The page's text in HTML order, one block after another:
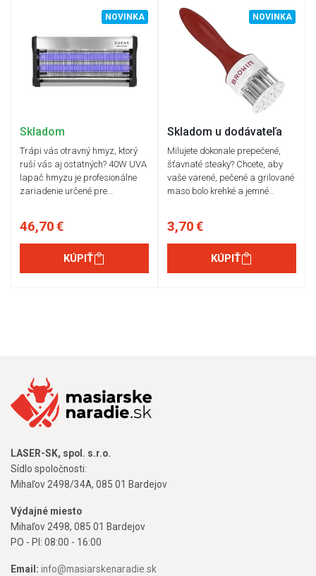
NOVINKA
Skladom
Trápi vás otravný hmyz, ktorý
ruší vás aj ostatných? 40W UVA
lapač hmyzu je profesionálne
zariadenie určené pre…
46,70 €
KÚPIŤ
NOVINKA
Skladom u dodávateľa
Milujete dokonale prepečené,
šťavnaté steaky? Chcete, aby
vaše varené, pečené a grilované
mäso bolo krehké a jemné…
3,70 €
KÚPIŤ
LASER-SK, spol. s.r.o.
Sídlo spoločnosti:
Mihaľov 2498/34A, 085 01 Bardejov
Výdajné miesto
Mihaľov 2498, 085 01 Bardejov
PO - PI: 08:00 - 16:00
Email: info@masiarskenaradie.sk